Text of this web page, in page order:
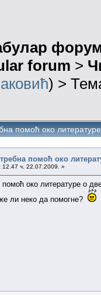
forum >
) >
помоћ око
помоћ око
12.47 ч. 22.07.2009. »
помоћ око литературе о
ли неко да помогне?